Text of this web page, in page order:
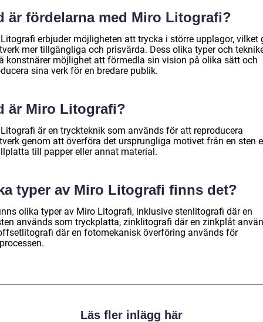
är fördelarna med Miro Litografi?
erbjuder möjligheten att trycka i större upplagor, vilket
mer tillgängliga och prisvärda. Dess olika typer och
konstnärer möjlighet att förmedla sin vision på olika sätt och
sina verk för en bredare publik.
är Miro Litografi?
är en tryckteknik som används för att reproducera
genom att överföra det ursprungliga motivet från en sten
till papper eller annat material.
typer av Miro Litografi finns det?
olika typer av Miro Litografi, inklusive stenlitografi där en
används som tryckplatta, zinklitografi där en zinkplåt
där en fotomekanisk överföring används för
Läs fler inlägg här